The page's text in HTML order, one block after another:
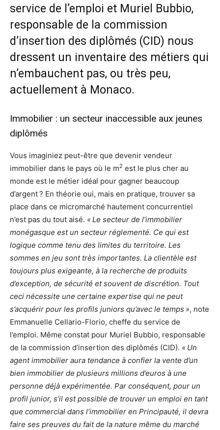
service de l’emploi et Muriel Bubbio,
responsable de la commission
d’insertion des diplômés (CID) nous
dressent un inventaire des métiers qui
n’embauchent pas, ou très peu,
actuellement à Monaco.
Immobilier : un secteur inaccessible aux jeunes
diplômés
Vous imaginiez peut-être que devenir vendeur
immobilier dans le pays où le m2 est le plus cher au
monde est le métier idéal pour gagner beaucoup
d’argent ? En théorie oui, mais en pratique, trouver sa
place dans ce micromarché hautement concurrentiel
n’est pas du tout aisé. « Le secteur de l’immobilier
monégasque est un secteur réglementé. Ce qui est
logique comme tenu des limites du territoire. Les
sommes en jeu sont très importantes. La clientèle est
toujours plus exigeante, à la recherche de produits
d’exception, de sécurité et souvent de discrétion. Tout
ceci nécessite une certaine expertise qui ne peut
s’acquérir pour les profils juniors qu’avec le temps », note
Emmanuelle Cellario-Florio, cheffe du service de
l’emploi. Même constat pour Muriel Bubbio, responsable
de la commission d’insertion des diplômés (CID). « Un
agent immobilier aura tendance à confier la vente d’un
bien immobilier de plusieurs millions d’euros à une
personne déjà expérimentée. Par conséquent, pour un
profil junior, s’il est possible de trouver un emploi en tant
que commercial dans l’immobilier en Principauté, il devra
faire ses preuves du fait de la nature même du marché